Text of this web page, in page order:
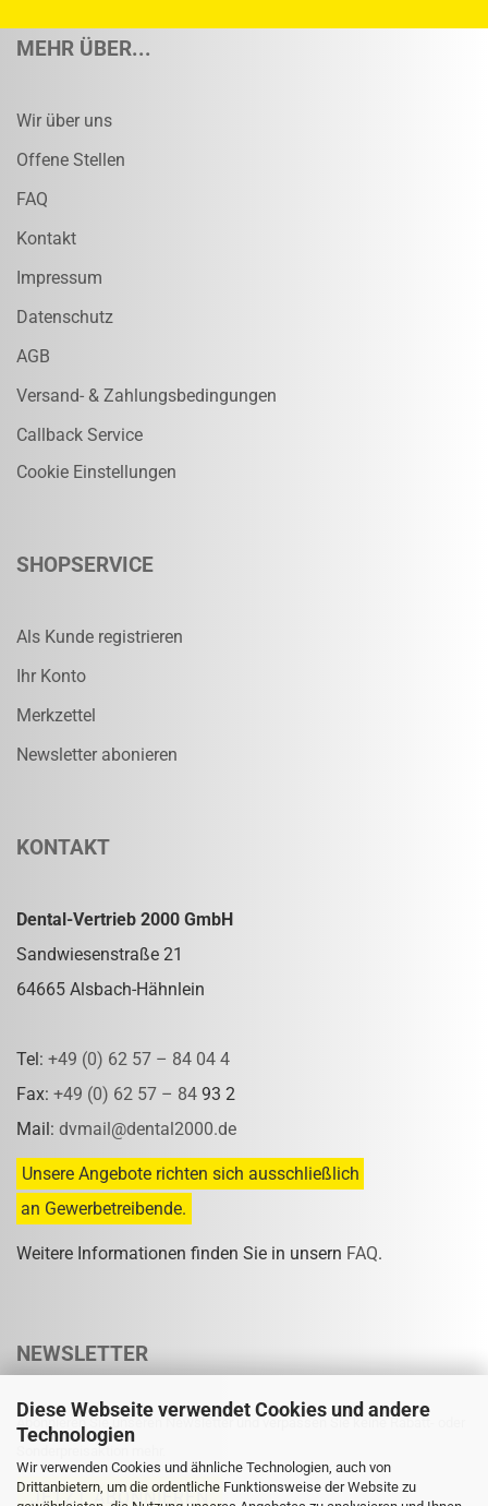
Diese Webseite verwendet Cookies und andere
Technologien
Wir verwenden Cookies und ähnliche Technologien, auch von
Drittanbietern, um die ordentliche Funktionsweise der Website zu
MEHR ÜBER...
Wir über uns
Offene Stellen
FAQ
Kontakt
Impressum
Datenschutz
AGB
Versand- & Zahlungsbedingungen
Callback Service
Cookie Einstellungen
SHOPSERVICE
Als Kunde registrieren
Ihr Konto
Merkzettel
Newsletter abonieren
KONTAKT
Dental-Vertrieb 2000 GmbH
Sandwiesenstraße 21
64665 Alsbach-Hähnlein
Tel: +49 (0) 62 57 – 84 04 4
Fax: +49 (0) 62 57 – 84 93 2
Mail: dvmail@dental2000.de
Unsere Angebote richten sich ausschließlich
an Gewerbetreibende.
Weitere Informationen finden Sie in unsern FAQ.
NEWSLETTER
Abonnieren Sie unseren Newsletter und verpassen Sie keine Rabatt- oder
Sonderpreisaktion mehr.